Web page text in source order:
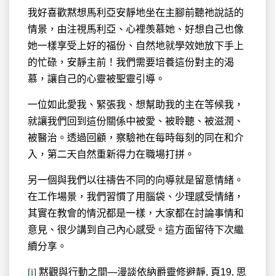
我好喜歡黙想馬利亞安靜地坐在主腳前聽祂說話的
情景，由注視馬利亞、心裡羡慕她、好想自己也像
她一樣享受上好的福份、自然地就學效她放下手上
的忙碌，安靜主前！我們需要培養這份對主的渴
慕，讓自己的心靈被聖靈引導。
一位如此愛我、緊張我、想幫助我的主在等候我，
就讓我們回到這份關係中被愛、被聆聽、被滋潤、
被醫治。透過回顧，察驗祂在每時每刻的同在和介
入，第二天自然重新得力在職場打拼。
另一個與我們以往禱告不同的向導就是留意情緒。
在工作場景，我們習慣了用腦袋、少理感受情緒，
其實在教會的情況都是一樣，大家都在討論事情和
意見、很少講到自己內心感受。這方面留待下次繼
續分享。
[i] 黙觀與行動之間—漫談依納爵靈修避靜, 頁19, 思